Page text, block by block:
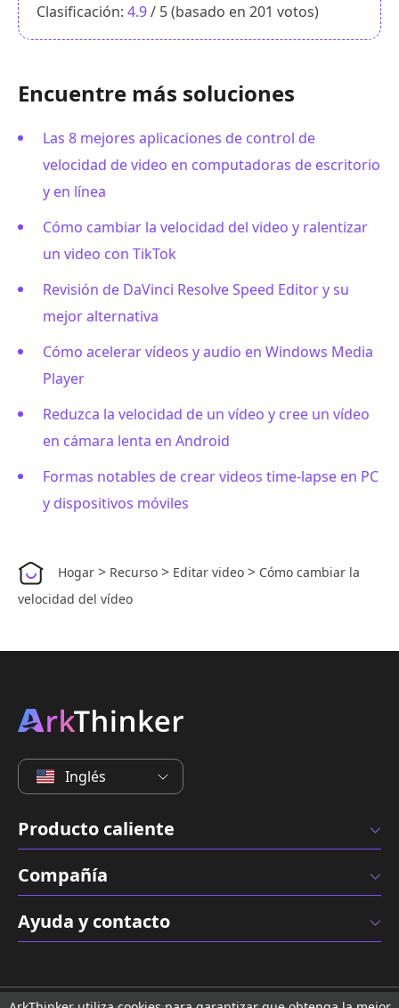
Clasificación: 4.9/ 5 (basado en 201 votos)
Encuentre más soluciones
Las 8 mejores aplicaciones de control de
velocidad de video en computadoras de escritorio
y en línea
Cómo cambiar la velocidad del video y ralentizar
un video con TikTok
Revisión de DaVinci Resolve Speed Editor y su
mejor alternativa
Cómo acelerar vídeos y audio en Windows Media
Player
Reduzca la velocidad de un vídeo y cree un vídeo
en cámara lenta en Android
Formas notables de crear videos time-lapse en PC
y dispositivos móviles
Hogar > Recurso > Editar video > Cómo cambiar la
velocidad del vídeo
Inglés
Producto caliente
Compañía
Ayuda y contacto